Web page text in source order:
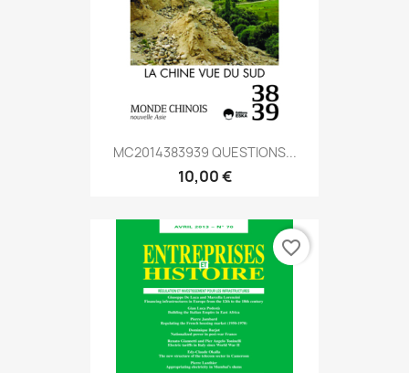
MC2014383939 QUESTIONS...
10,00 €
favorite_border